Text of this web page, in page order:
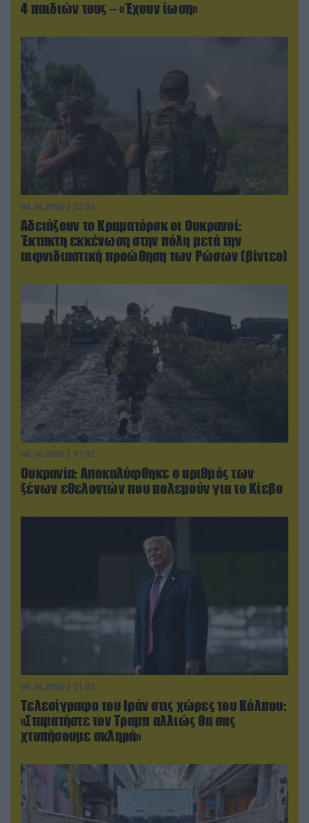
4 παιδιών τους – «Έχουν ίωση»
05.08.2026 | 22:02
Αδειάζουν το Κραματόρσκ οι Ουκρανοί:
Έκτακτη εκκένωση στην πόλη μετά την
αιφνιδιαστική προώθηση των Ρώσων (βίντεο)
06.08.2026 | 17:02
Ουκρανία: Αποκαλύφθηκε ο αριθμός των
ξένων εθελοντών που πολεμούν για το Κίεβο
06.08.2026 | 21:02
Τελεσίγραφο του Ιράν στις χώρες του Κόλπου:
«Σταματήστε τον Τραμπ αλλιώς θα σας
χτυπήσουμε σκληρά»